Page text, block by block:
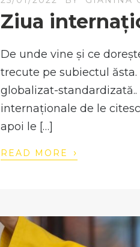
Ziua
De unde vine și ce
trecute pe subiectul
globalizat-
internaționale de le
apoi le […]
READ MORE ›